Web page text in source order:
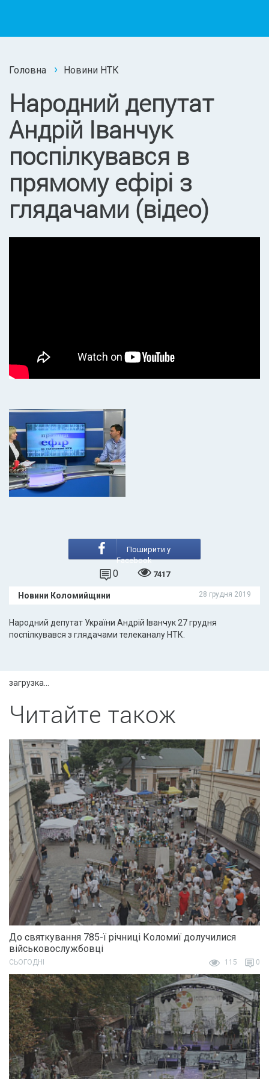
Головна Новини НТК
Народний депутат
Андрій Іванчук
поспілкувався в
прямому ефірі з
глядачами (відео)
Поширити у
Facebook
0 7417
Новини Коломийщини 28 грудня 2019
Народний депутат України Андрій Іванчук 27 грудня
поспілкувався з глядачами телеканалу НТК.
загрузка...
Читайте також
До святкування 785-ї річниці Коломиї долучилися
військовослужбовці
СЬОГОДНІ 115 0